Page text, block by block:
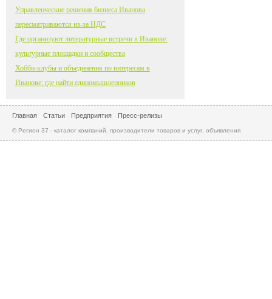
Управленческие решения бизнеса Иванова
пересматриваются из-за НДС
Где организуют литературные встречи в Иванове:
культурные площадки и сообщества
Хобби-клубы и объединения по интересам в
Иванове: где найти единомышленников
Главная Статьи Предприятия Пресс-релизы
© Регион 37 - каталог компаний, производители товаров и услуг, объявления